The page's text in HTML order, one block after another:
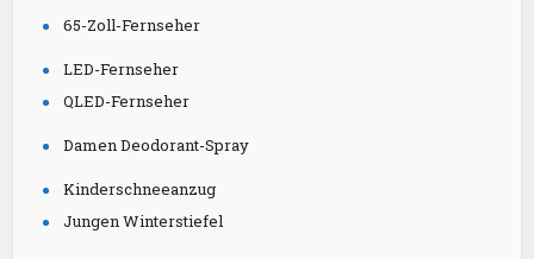
65-Zoll-Fernseher
LED-Fernseher
QLED-Fernseher
Damen Deodorant-Spray
Kinderschneeanzug
Jungen Winterstiefel